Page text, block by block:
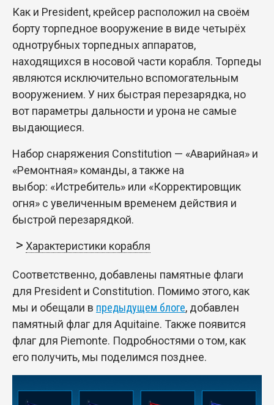
Как и President, крейсер расположил на своём
борту торпедное вооружение в виде четырёх
однотрубных торпедных аппаратов,
находящихся в носовой части корабля. Торпеды
являются исключительно вспомогательным
вооружением. У них быстрая перезарядка, но
вот параметры дальности и урона не самые
выдающиеся.
Набор снаряжения Constitution — «Аварийная» и
«Ремонтная» команды, а также на
выбор: «Истребитель» или «Корректировщик
огня» с увеличенным временем действия и
быстрой перезарядкой.
Характеристики корабля
Соответственно, добавлены памятные флаги
для President и Constitution. Помимо этого, как
мы и обещали в предыдущем блоге, добавлен
памятный флаг для Aquitaine. Также появится
флаг для Piemonte. Подробностями о том, как
его получить, мы поделимся позднее.